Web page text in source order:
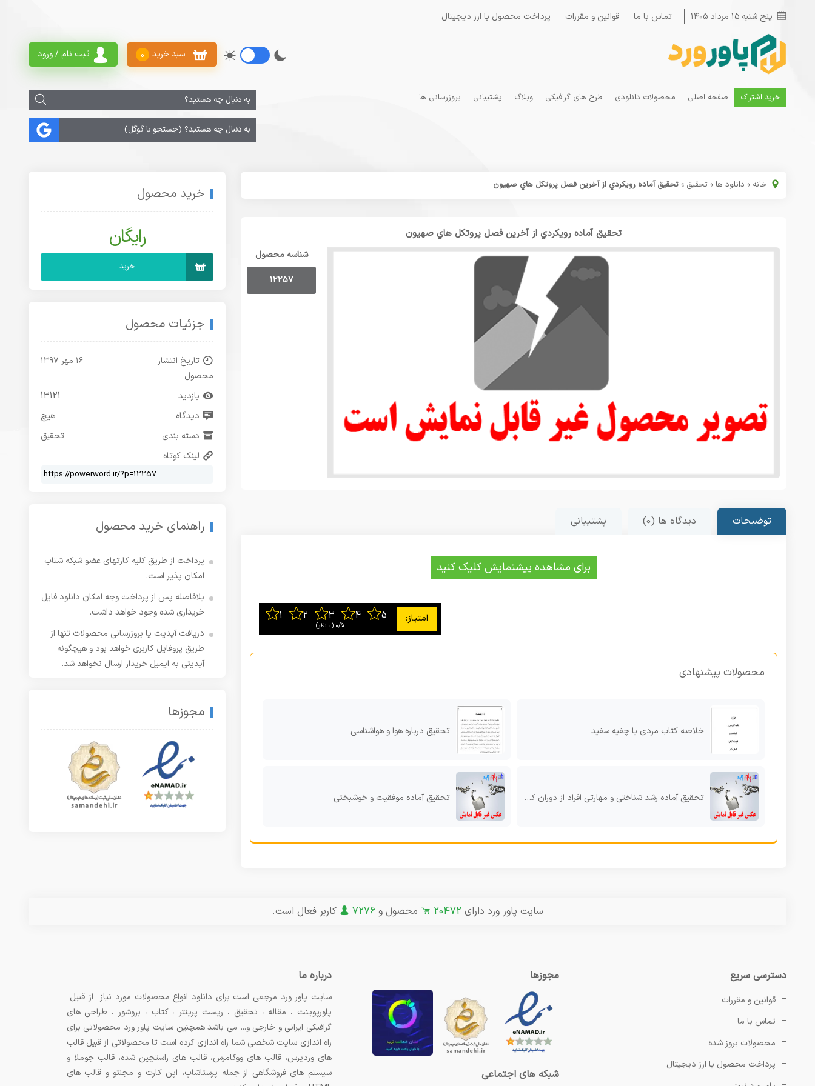
پنج شنبه ۱۵ مرداد ۱۴۰۵ تماس با ما قوانین و مقررات پرداخت محصول با ارز دیجیتال
ثبت نام / ورود سبد خرید 0
خرید اشتراک صفحه اصلی محصولات دانلودی طرح های گرافیکی وبلاگ پشتیبانی بروزرسانی ها
خانه » دانلود ها » تحقیق » تحقیق آماده رویکردي از آخرین فصل پروتکل هاي صهیون
تحقیق آماده رویکردي از آخرین فصل پروتکل هاي صهیون
شناسه محصول
12257
توضیحات دیدگاه ها (0) پشتیبانی
برای مشاهده پیشنمایش کلیک کنید
0/5 ‫(0 نظر)
محصولات پیشنهادی
خلاصه کتاب مردی با چفیه سفید تحقیق درباره هوا و هواشناسی
تحقیق آماده رشد شناختى و مهارتى افراد از دوران کودکى تحقیق آماده موفقیت و خوشبختی
خرید محصول
رایگان
خرید
جزئیات محصول
تاریخ انتشار
محصول
۱۶ مهر ۱۳۹۷
بازدید
13121
دیدگاه
هیچ
دسته بندی
تحقیق
لینک کوتاه
راهنمای خرید محصول
پرداخت از طریق کلیه کارتهای عضو شبکه شتاب
امکان پذیر است.
بلافاصله پس از پرداخت وجه امکان دانلود فایل
خریداری شده وجود خواهد داشت.
دریافت آپدیت یا بروزرسانی محصولات تنها از
طریق پروفایل کاربری خواهد بود و هیچگونه
آپدیتی به ایمیل خریدار ارسال نخواهد شد.
مجوزها
سایت پاور ورد دارای 20472 محصول و7276 کاربر فعال است.
دسترسی سریع
قوانین و مقررات
تماس با ما
محصولات بروز شده
پرداخت محصول با ارز دیجیتال
مجوزها
شبکه های اجتماعی
درباره ما
سایت پاور ورد مرجعی است برای دانلود انواع محصولات مورد نیاز از قبیل
پاورپوینت ، مقاله ، تحقیق ، ریست پرینتر ، کتاب ، بروشور ، طراحی های
گرافیکی ایرانی و خارجی و... می باشد همچنین سایت پاور ورد محصولاتی برای
راه اندازی سایت شخصی شما راه اندازی کرده است تا محصولاتی از قبیل قالب
های وردپرس، قالب های ووکامرس، قالب های راستچین شده، قالب جوملا و
سیستم های فروشگاهی از جمله پرستاشاپ، اپن کارت و مجنتو و قالب های